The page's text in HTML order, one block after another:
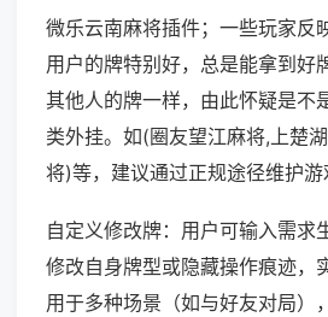
微乐云南麻将插件；一些玩家反
用户的牌特别好，总是能拿到好
其他人的牌一样，由此怀疑是不
类外挂。如(圈友望江麻将,上楚
将)等，建议通过正规途径维护游
自定义修改牌：用户可输入需求
修改自身牌型或隐藏操作痕迹，
用于多种场景（如与好友对局）